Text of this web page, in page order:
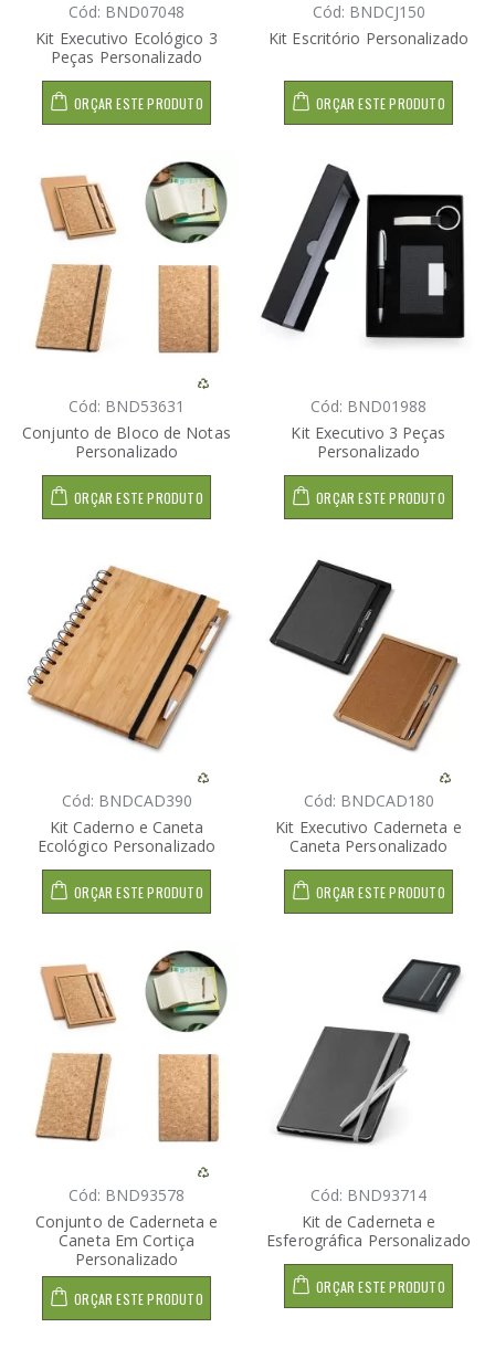
Cód: BND07048
Kit Executivo Ecológico 3
Peças Personalizado
ORÇAR ESTE PRODUTO
Cód: BNDCJ150
Kit Escritório Personalizado
ORÇAR ESTE PRODUTO
Cód: BND53631
Conjunto de Bloco de Notas
Personalizado
ORÇAR ESTE PRODUTO
Cód: BND01988
Kit Executivo 3 Peças
Personalizado
ORÇAR ESTE PRODUTO
Cód: BNDCAD390
Kit Caderno e Caneta
Ecológico Personalizado
ORÇAR ESTE PRODUTO
Cód: BNDCAD180
Kit Executivo Caderneta e
Caneta Personalizado
ORÇAR ESTE PRODUTO
Cód: BND93578
Conjunto de Caderneta e
Caneta Em Cortiça
Personalizado
ORÇAR ESTE PRODUTO
Cód: BND93714
Kit de Caderneta e
Esferográfica Personalizado
ORÇAR ESTE PRODUTO